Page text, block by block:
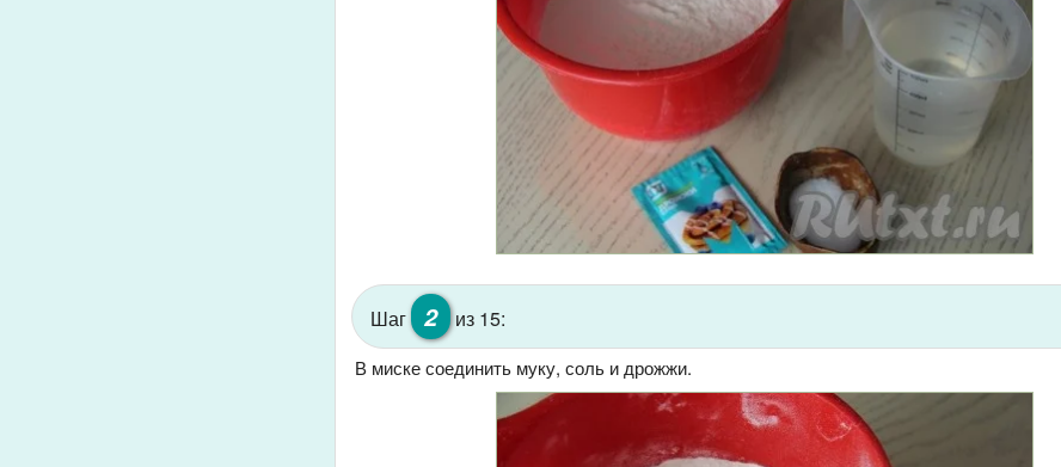
Шаг 2 из 15:
В миске соединить муку, соль и дрожжи.